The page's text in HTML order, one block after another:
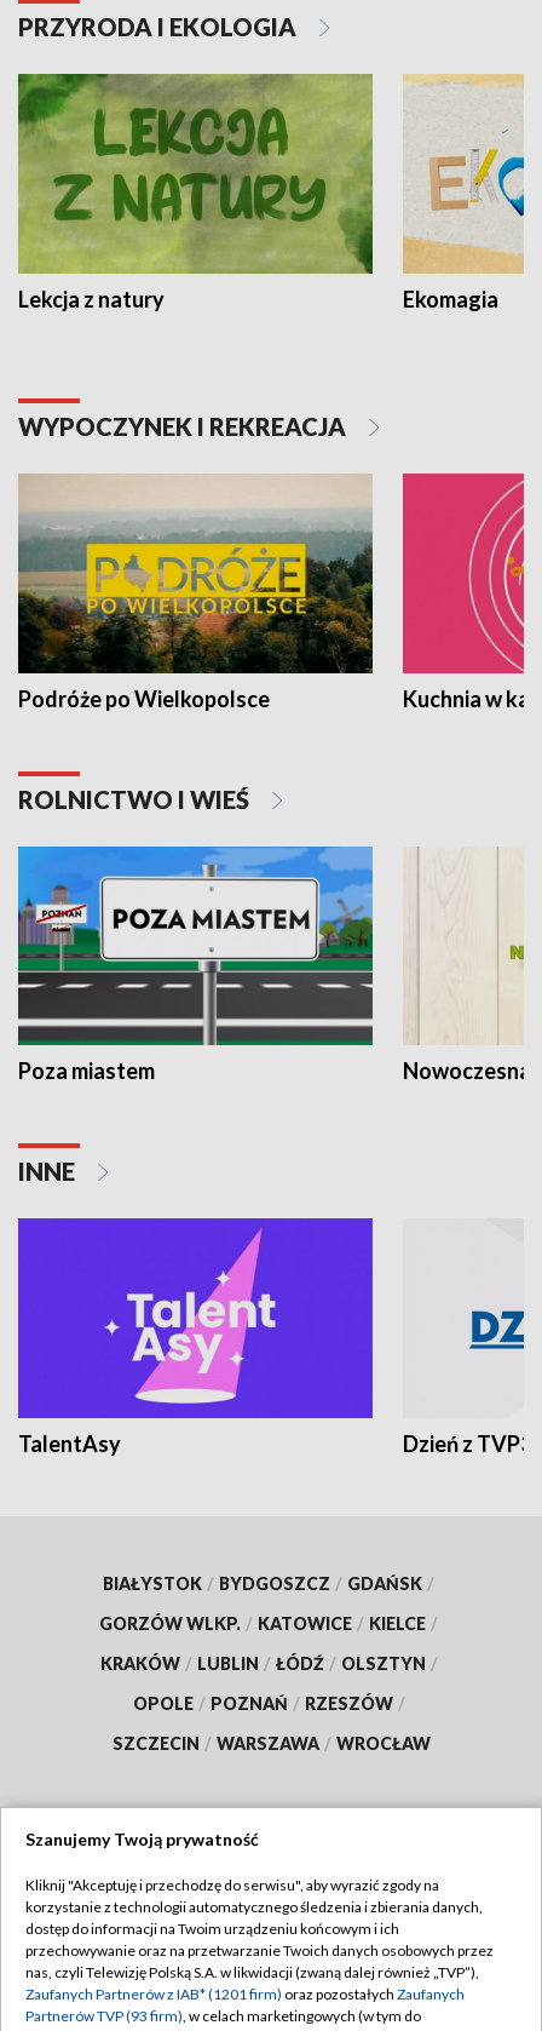
PRZYRODA I EKOLOGIA
Lekcja z natury Ekomagia
WYPOCZYNEK I REKREACJA
Podróże po Wielkopolsce Kuchnia w
ROLNICTWO I WIEŚ
Poza miastem Nowoczesna
INNE
TalentAsy Dzień z TVP3
BIAŁYSTOK / BYDGOSZCZ / GDAŃSK /
GORZÓW WLKP. / KATOWICE / KIELCE /
KRAKÓW / LUBLIN / ŁÓDŹ / OLSZTYN /
OPOLE / POZNAŃ / RZESZÓW /
SZCZECIN / WARSZAWA / WROCŁAW
TVP
Abonament TVP
Emisja w TVP
Regulamin TVP
Polityka prywatności
Szanujemy Twoją prywatność
Kliknij "Akceptuję i przechodzę do serwisu", aby wyrazić zgody na
korzystanie z technologii automatycznego śledzenia i zbierania danych,
dostęp do informacji na Twoim urządzeniu końcowym i ich
przechowywanie oraz na przetwarzanie Twoich danych osobowych przez
nas, czyli Telewizję Polską S.A. w likwidacji (zwaną dalej również „TVP”),
Zaufanych Partnerów z IAB* (1201 firm) oraz pozostałych Zaufanych
Partnerów TVP (93 firm), w celach marketingowych (w tym do